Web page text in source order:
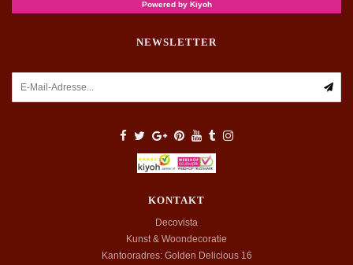
NEWSLETTER
KONTAKT
Decovista
Kunst & Woondecoratie
Kantooradres: Golden Delicious 16